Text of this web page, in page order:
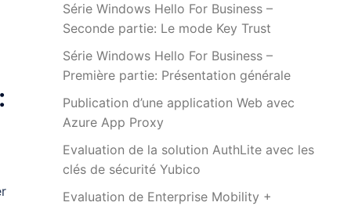
Série Windows Hello For Business –
Seconde partie: Le mode Key Trust
Série Windows Hello For Business –
Première partie: Présentation générale
Publication d’une application Web avec
Azure App Proxy
Evaluation de la solution AuthLite avec les
clés de sécurité Yubico
Evaluation de Enterprise Mobility +